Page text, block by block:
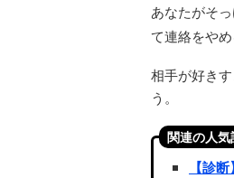
あなたがそ
て連絡をやめ
相手が好き
う。
関連の人
【診